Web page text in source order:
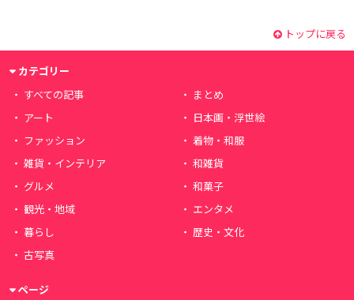
トップに戻る
カテゴリー
すべての記事
まとめ
アート
日本画・浮世絵
ファッション
着物・和服
雑貨・インテリア
和雑貨
グルメ
和菓子
観光・地域
エンタメ
暮らし
歴史・文化
古写真
ページ